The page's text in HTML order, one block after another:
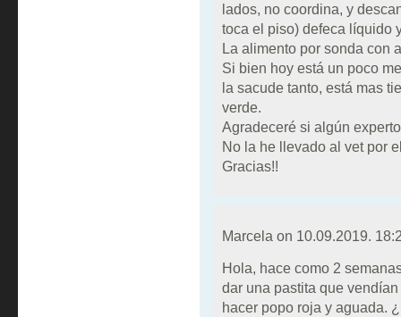
lados, no coordina, y
toca el piso) defeca líquido
La alimento por sonda con
Si bien hoy está un poco
la sacude tanto, está mas
verde.
Agradeceré si algún
No la he llevado al vet por
Gracias!!
Marcela on 10.09.2019.
Hola, hace como 2
dar una pastita que
hacer popo roja y aguada.